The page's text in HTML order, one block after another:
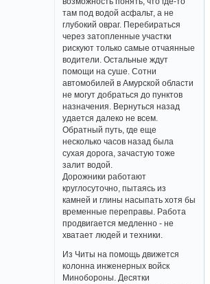
там под водой асфальт, а не
глубокий овраг. Перебираться
через затопленные участки
рискуют только самые отчаянные
водители. Остальные ждут
помощи на суше. Сотни
автомобилей в Амурской области
не могут добраться до пунктов
назначения. Вернуться назад
удается далеко не всем.
Обратный путь, где еще
несколько часов назад была
сухая дорога, зачастую тоже
залит водой.
Дорожники работают
круглосуточно, пытаясь из
камней и глины насыпать хотя бы
временные переправы. Работа
продвигается медленно - не
хватает людей и техники.
Из Читы на помощь движется
колонна инженерных войск
Минобороны. Десятки